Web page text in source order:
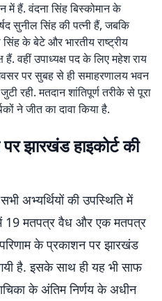
में हैं. वंदना सिंह बिस्कोमान के
सुनील सिंह की पत्नी हैं, जबकि
के बेटे और भारतीय राष्ट्रीय
वहीं उपाध्यक्ष पद के लिए महेश राय
पर सुबह से ही समाहरणालय भवन
रही. मतदान शांतिपूर्ण तरीके से पूरा
ने जीत का दावा किया है.
झारखंड हाइकोर्ट की
अभ्यर्थियों की उपस्थिति में
19 मतपत्र वैध और एक मतपत्र
के प्रकाशन पर झारखंड
है. इसके साथ ही यह भी साफ
के अंतिम निर्णय के अधीन